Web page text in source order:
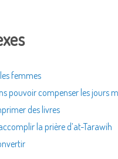
femmes
pouvoir compenser les jours
des livres
la prière d’at-Tarawih